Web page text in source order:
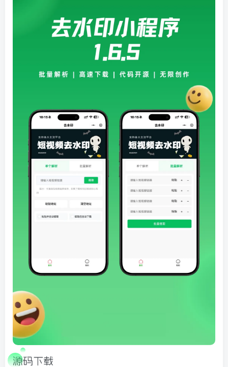
源码下载